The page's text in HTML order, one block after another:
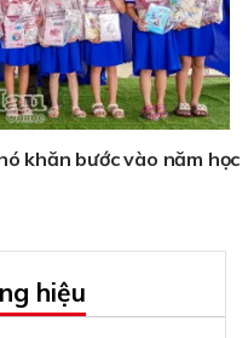
khăn bước vào năm học
hiệu